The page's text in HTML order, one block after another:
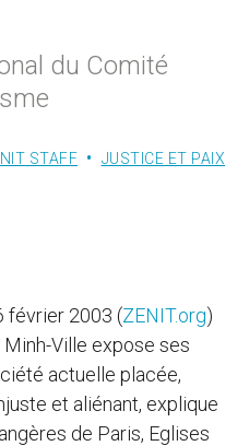
du Comité
STAFF JUSTICE ET PAIX
février 2003 (ZENIT.org)
Minh-Ville expose ses
actuelle placée,
et aliénant, explique
de Paris, Eglises